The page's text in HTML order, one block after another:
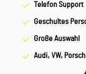
Telefon Support
Geschultes
Große Auswahl
Audi, VW,